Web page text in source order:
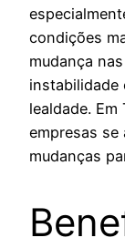
condições
mudança
instabilidade
lealdade. Em
empresas se
mudanças